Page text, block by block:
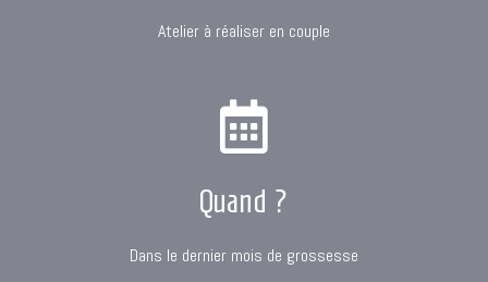
Atelier à réaliser en couple
Quand ?
Dans le dernier mois de grossesse